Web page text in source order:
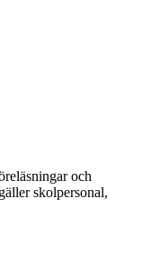
och
skolpersonal,